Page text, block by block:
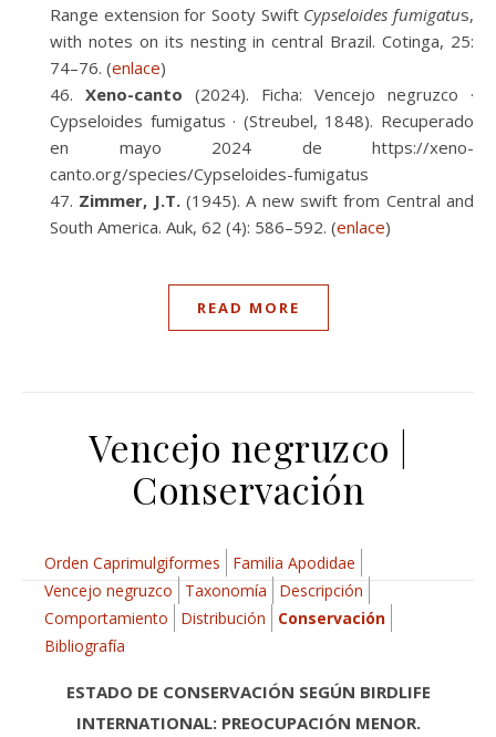
Range extension for Sooty Swift Cypseloides fumigatus,
with notes on its nesting in central Brazil. Cotinga, 25:
74–76. (enlace)
Xeno-canto (2024). Ficha: Vencejo negruzco ·
Cypseloides fumigatus · (Streubel, 1848). Recuperado
en mayo 2024 de https://xeno-
canto.org/species/Cypseloides-fumigatus
Zimmer, J.T.(1945). A new swift from Central and
South America. Auk, 62 (4): 586–592. (enlace)
READ MORE
Vencejo negruzco |
Conservación
Orden Caprimulgiformes
Familia Apodidae
Vencejo negruzco
Taxonomía
Descripción
Comportamiento
Distribución
Conservación
Bibliografía
ESTADO DE CONSERVACIÓN SEGÚN BIRDLIFE
INTERNATIONAL: PREOCUPACIÓN MENOR.